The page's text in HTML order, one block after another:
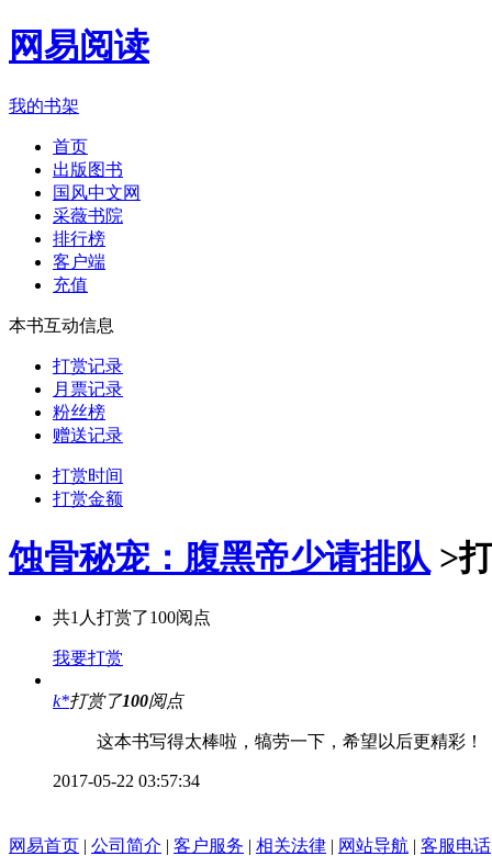
网易阅读
我的书架
首页
出版图书
国风中文网
采薇书院
排行榜
客户端
充值
本书互动信息
打赏记录
月票记录
粉丝榜
赠送记录
打赏时间
打赏金额
蚀骨秘宠：腹黑帝少请排队 >
共1 人打赏了100阅点
我要打赏
k*打赏了100阅点
这本书写得太棒啦，犒劳一下，希望以后更精彩！
2017-05-22 03:57:34
网易首页 | 公司简介 | 客户服务 | 相关法律 | 网站导航 | 客服电话